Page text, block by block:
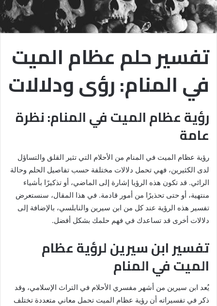
تفسير حلم عظام الميت
في المنام: رؤى ودلالات
رؤية عظام الميت في المنام: نظرة
عامة
رؤية عظام الميت في المنام من الأحلام التي تثير القلق والتساؤل
لدى الكثيرين، فهي تحمل دلالات مختلفة حسب تفاصيل الحلم وحالة
الرائي. قد تكون هذه الرؤيا إشارة إلى الماضي، أو تذكيرًا بأشياء
منتهية، أو حتى تحذيرًا من أمور قادمة. في هذا المقال، سنستعرض
تفسير هذه الرؤية عند كل من ابن سيرين والنابلسي، بالإضافة إلى
دلالات أخرى قد تساعدك في فهم حلمك بشكل أفضل.
تفسير ابن سيرين لرؤية عظام
الميت في المنام
يُعد ابن سيرين من أشهر مفسري الأحلام في التراث الإسلامي، وقد
ذكر في تفسيراته أن رؤية عظام الميت تحمل معاني متعددة تختلف